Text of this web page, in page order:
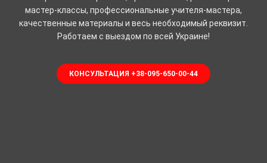
мастер-классы, профессиональные учителя-мастера,
качественные материалы и весь необходимый реквизит.
Работаем с выездом по всей Украине!
КОНСУЛЬТАЦИЯ +38-095-650-00-44